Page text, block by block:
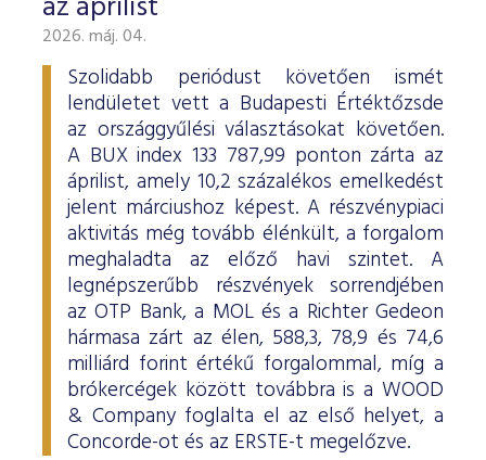
2026. máj. 04.
Szolidabb periódust követően ismét
lendületet vett a Budapesti Értéktőzsde
az országgyűlési választásokat követően.
A BUX index 133 787,99 ponton zárta az
áprilist, amely 10,2 százalékos emelkedést
jelent márciushoz képest. A részvénypiaci
aktivitás még tovább élénkült, a forgalom
meghaladta az előző havi szintet. A
legnépszerűbb részvények sorrendjében
az OTP Bank, a MOL és a Richter Gedeon
hármasa zárt az élen, 588,3, 78,9 és 74,6
milliárd forint értékű forgalommal, míg a
brókercégek között továbbra is a WOOD
& Company foglalta el az első helyet, a
Concorde-ot és az ERSTE-t megelőzve.